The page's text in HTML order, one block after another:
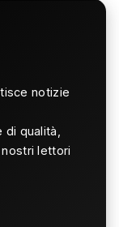
notizie
qualità,
lettori